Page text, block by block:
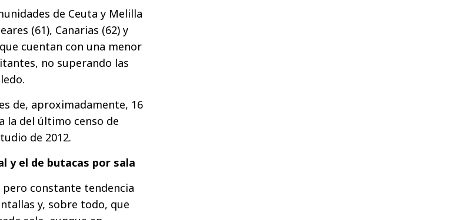
de Ceuta y Melilla
(61), Canarias (62) y
cuentan con una menor
no superando las
de, aproximadamente, 16
la del último censo de
de 2012.
y el de butacas por sala
pero constante tendencia
y, sobre todo, que